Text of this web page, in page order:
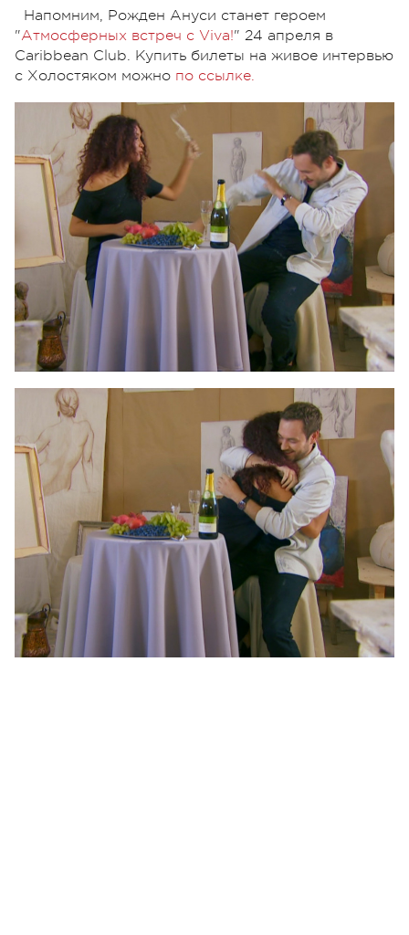
Напомним, Рожден Ануси станет героем
"Атмосферных встреч с Viva!" 24 апреля в
Caribbean Club. Купить билеты на живое интервью
с Холостяком можно по ссылке.